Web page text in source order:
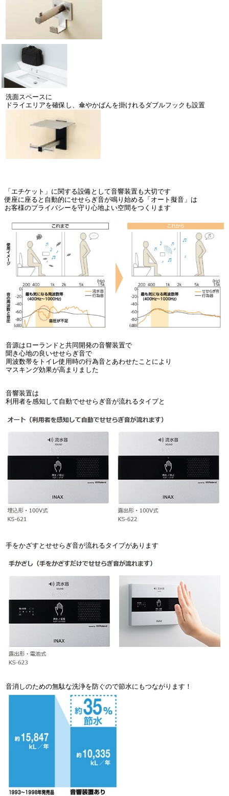
洗面スペースに
ドライエリアを確保し、傘やかばんを掛けれるダブルフックも設置
「エチケット」に関する設備として音響装置も大切です
便座に座ると自動的にせせらぎ音が鳴り始める「オート擬音」は
お客様のプライバシーを守り心地よい空間をつくります
音源はローランドと共同開発の音響装置で
聞き心地の良いせせらぎ音で
周波数帯をトイレ使用時の行為音とあわせたことにより
マスキング効果が高まりました
音響装置は
利用者を感知して自動でせせらぎ音が流れるタイプと
手をかざすとせせらぎ音が流れるタイプがあります
音消しのための無駄な洗浄を防ぐので節水にもつながります！